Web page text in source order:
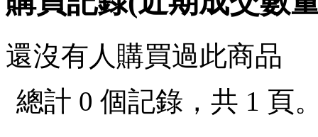
還沒有人購買過此商品
總計 0 個記錄，共 1 頁